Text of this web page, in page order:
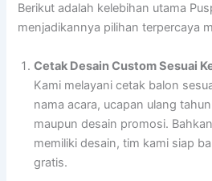
Berikut adalah kelebihan utama
menjadikannya pilihan terpercaya
Cetak Desain Custom Sesuai
Kami melayani cetak balon
nama acara, ucapan ulang
maupun desain promosi.
memiliki desain, tim kami siap
gratis.